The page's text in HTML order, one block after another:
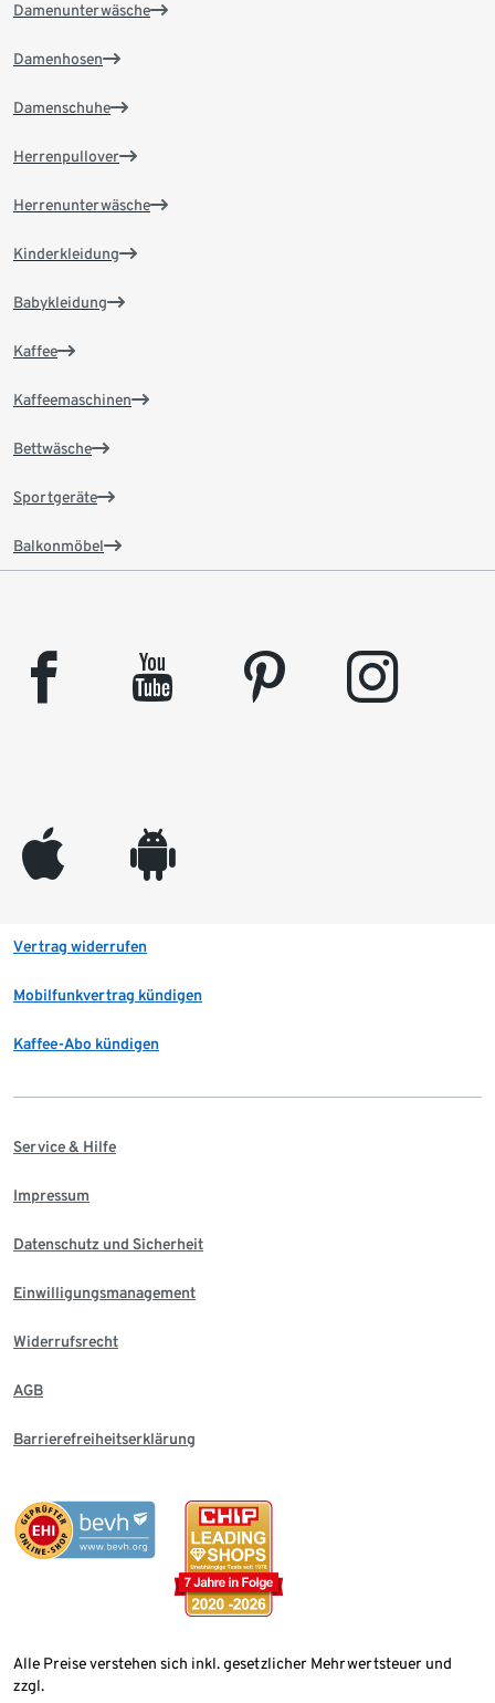
Damenunterwäsche
Damenhosen
Damenschuhe
Herrenpullover
Herrenunterwäsche
Kinderkleidung
Babykleidung
Kaffee
Kaffeemaschinen
Bettwäsche
Sportgeräte
Balkonmöbel
facebook youtube pinterest instagram
appleinc android
Vertrag widerrufen
Mobilfunkvertrag kündigen
Kaffee-Abo kündigen
Service & Hilfe
Impressum
Datenschutz und Sicherheit
Einwilligungsmanagement
Widerrufsrecht
AGB
Barrierefreiheitserklärung
Alle Preise verstehen sich inkl. gesetzlicher Mehrwertsteuer und
zzgl.